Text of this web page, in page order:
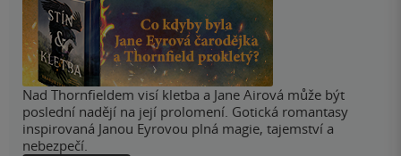
Nad Thornfieldem visí kletba a Jane Airová může být
poslední nadějí na její prolomení. Gotická romantasy
inspirovaná Janou Eyrovou plná magie, tajemství a
nebezpečí.